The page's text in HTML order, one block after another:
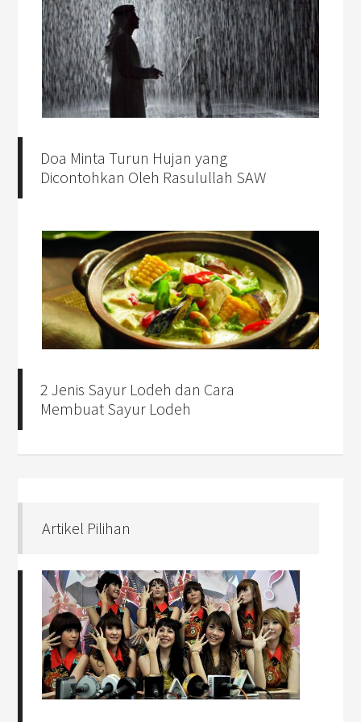
Doa Minta Turun Hujan yang
Dicontohkan Oleh Rasulullah SAW
2 Jenis Sayur Lodeh dan Cara
Membuat Sayur Lodeh
Artikel Pilihan